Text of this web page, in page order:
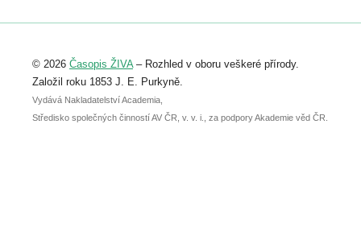
Registrovat se můžete do 6. září.
abstraktu přihlášené přednášky nebo
posteru je už 30. června.
© 2026 Časopis ŽIVA– Rozhled v oboru veškeré přírody.
Založil roku 1853 J. E. Purkyně.
Vydává Nakladatelství Academia,
Středisko společných činností AV ČR, v. v. i., za podpory Akademie věd ČR.